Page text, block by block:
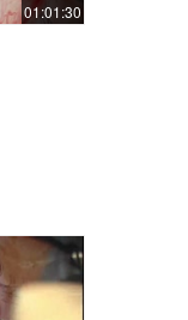
01:01:30
pneumatic